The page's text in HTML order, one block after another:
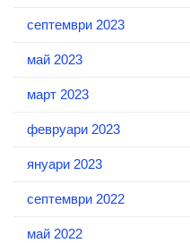
септември 2023
май 2023
март 2023
февруари 2023
януари 2023
септември 2022
май 2022